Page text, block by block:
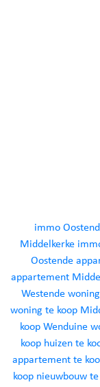
immo
Middelkerke
Oostende
appartement
Westende
woning te koop
koop Wenduine
koop huizen te
appartement te
koop nieuwbouw